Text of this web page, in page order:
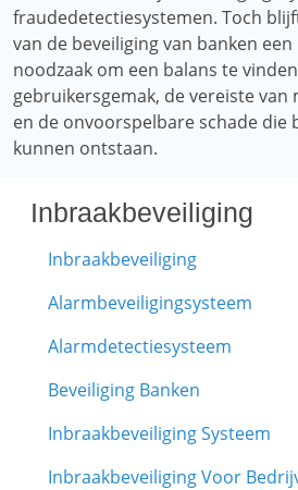
fraudedetectiesystemen. Toch
van de beveiliging van banken
noodzaak om een ​​balans te
gebruikersgemak, de vereiste
en de onvoorspelbare schade
kunnen ontstaan.
Inbraakbeveiliging
Inbraakbeveiliging
Alarmbeveiligingsysteem
Alarmdetectiesysteem
Beveiliging Banken
Inbraakbeveiliging Systeem
Inbraakbeveiliging Voor